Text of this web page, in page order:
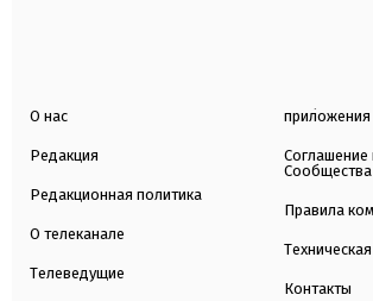
О нас
Редакция
Редакционная политика
О телеканале
Телеведущие
приложения
Соглашение
Сообщества
Правила
Контакты